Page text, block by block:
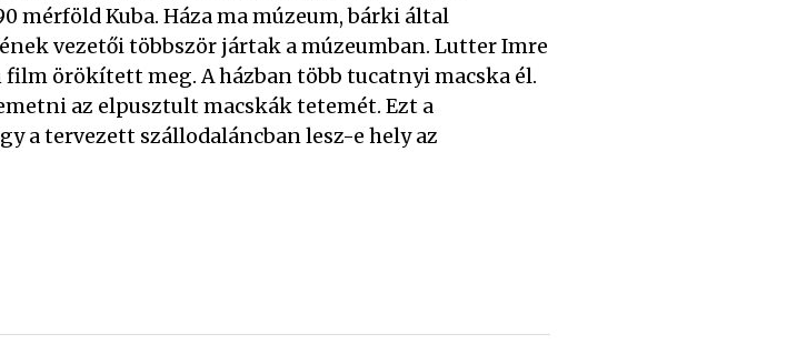
mérföld Kuba. Háza ma múzeum, bárki által
vezetői többször jártak a múzeumban. Lutter Imre
örökített meg. A házban több tucatnyi macska él.
az elpusztult macskák tetemét. Ezt a
a tervezett szállodaláncban lesz-e hely az